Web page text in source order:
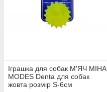
Іграшка для собак М'ЯЧ МІНА
MODES Denta для собак
жовта розмір S-6см